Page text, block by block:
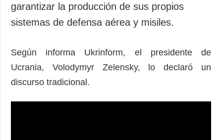
garantizar la producción de sus propios
sistemas de defensa aérea y misiles.
Según informa Ukrinform, el presidente de
Ucrania, Volodymyr Zelensky, lo declaró un
discurso tradicional.